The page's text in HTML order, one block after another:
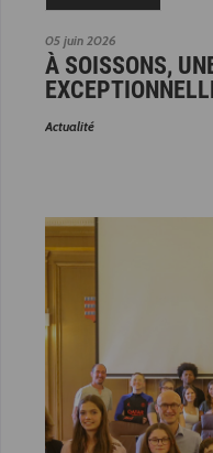
05 juin 2026
À SOISSONS,
Actualité